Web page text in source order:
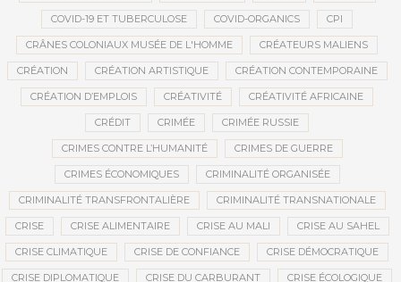
COVID-19 ET TUBERCULOSE COVID-ORGANICS CPI
CRÂNES COLONIAUX MUSÉE DE L'HOMME CRÉATEURS MALIENS
CRÉATION CRÉATION ARTISTIQUE CRÉATION CONTEMPORAINE
CRÉATION D’EMPLOIS CRÉATIVITÉ CRÉATIVITÉ AFRICAINE
CRÉDIT CRIMÉE CRIMÉE RUSSIE
CRIMES CONTRE L’HUMANITÉ CRIMES DE GUERRE
CRIMES ÉCONOMIQUES CRIMINALITÉ ORGANISÉE
CRIMINALITÉ TRANSFRONTALIÈRE CRIMINALITÉ TRANSNATIONALE
CRISE CRISE ALIMENTAIRE CRISE AU MALI CRISE AU SAHEL
CRISE CLIMATIQUE CRISE DE CONFIANCE CRISE DÉMOCRATIQUE
CRISE DIPLOMATIQUE CRISE DU CARBURANT CRISE ÉCOLOGIQUE